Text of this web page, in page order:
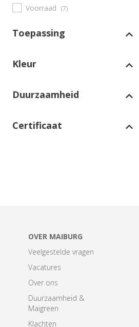
Voorraad (7)
Toepassing
Kleur
Duurzaamheid
Certificaat
OVER MAIBURG
Veelgestelde vragen
Vacatures
Over ons
Duurzaamheid &
Maigreen
Klachten